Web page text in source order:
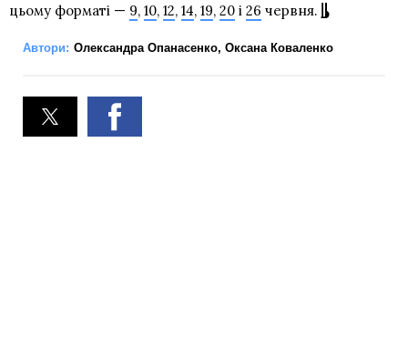
цьому форматі — 9, 10, 12, 14, 19, 20 і 26 червня.
Автори: Олександра Опанасенко, Оксана Коваленко